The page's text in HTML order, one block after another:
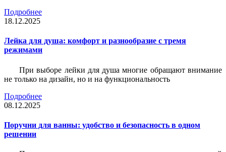
Подробнее
18.12.2025
Лейка для душа: комфорт и разнообразие с тремя
режимами
При выборе лейки для душа многие обращают внимание
не только на дизайн, но и на функциональность
Подробнее
08.12.2025
Поручни для ванны: удобство и безопасность в одном
решении